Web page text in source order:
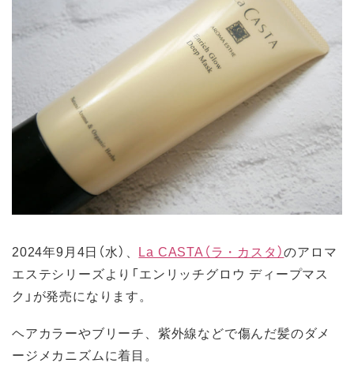
2024年9月4日（水）、 La CASTA（ラ・カスタ）のアロマ
エステシリーズより「エンリッチグロウ ディープマス
ク」が発売になります。
ヘアカラーやブリーチ、紫外線などで傷んだ髪のダメ
ージメカニズムに着目。